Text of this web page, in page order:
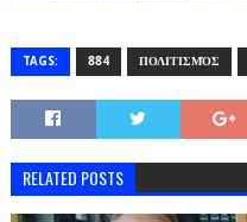
TAGS: 884 ΠΟΛΙΤΙΣΜΌΣ
RELATED POSTS